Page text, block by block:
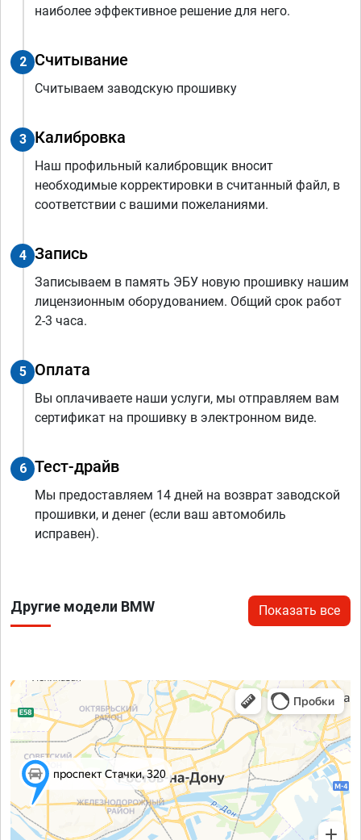
наиболее эффективное решение для него.
2 Считывание
Считываем заводскую прошивку
3 Калибровка
Наш профильный калибровщик вносит
необходимые корректировки в считанный файл, в
соответствии с вашими пожеланиями.
4 Запись
Записываем в память ЭБУ новую прошивку нашим
лицензионным оборудованием. Общий срок работ
2-3 часа.
5 Оплата
Вы оплачиваете наши услуги, мы отправляем вам
сертификат на прошивку в электронном виде.
6 Тест-драйв
Мы предоставляем 14 дней на возврат заводской
прошивки, и денег (если ваш автомобиль
исправен).
Другие модели BMW Показать все